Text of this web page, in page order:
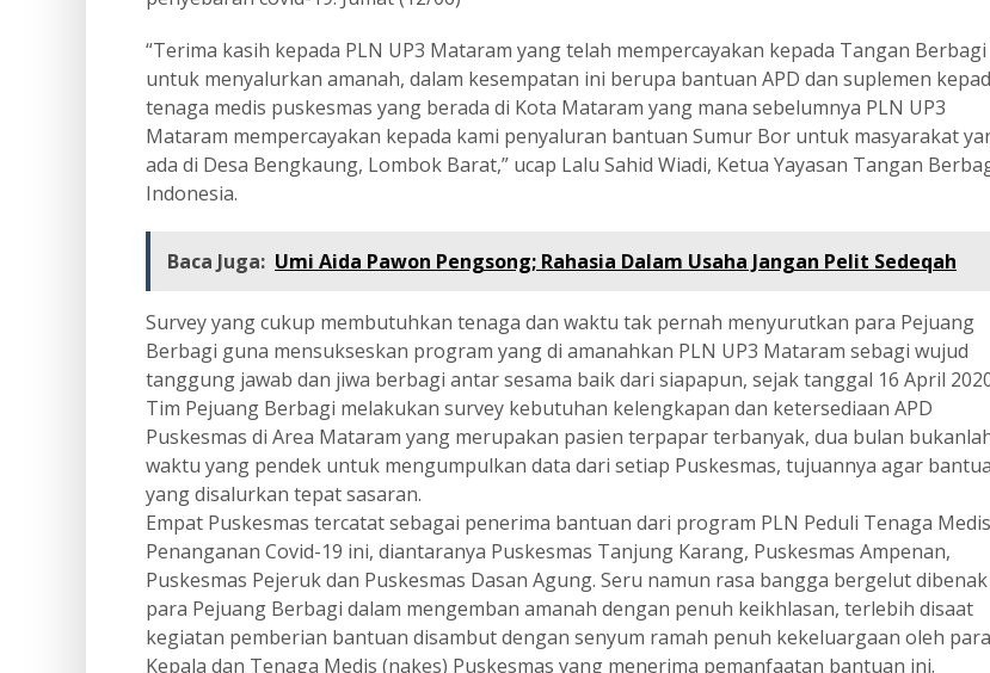
“Terima kasih kepada PLN UP3 Mataram yang telah mempercayakan kepada Tangan Berbagi
untuk menyalurkan amanah, dalam kesempatan ini berupa bantuan APD dan suplemen
tenaga medis puskesmas yang berada di Kota Mataram yang mana sebelumnya PLN UP3
Mataram mempercayakan kepada kami penyaluran bantuan Sumur Bor untuk masyarakat
ada di Desa Bengkaung, Lombok Barat,” ucap Lalu Sahid Wiadi, Ketua Yayasan Tangan
Indonesia.
Baca Juga: Umi Aida Pawon Pengsong; Rahasia Dalam Usaha Jangan Pelit Sedeqah
Survey yang cukup membutuhkan tenaga dan waktu tak pernah menyurutkan para Pejuang
Berbagi guna mensukseskan program yang di amanahkan PLN UP3 Mataram sebagi wujud
tanggung jawab dan jiwa berbagi antar sesama baik dari siapapun, sejak tanggal 16 April
Tim Pejuang Berbagi melakukan survey kebutuhan kelengkapan dan ketersediaan APD
Puskesmas di Area Mataram yang merupakan pasien terpapar terbanyak, dua bulan
waktu yang pendek untuk mengumpulkan data dari setiap Puskesmas, tujuannya agar
yang disalurkan tepat sasaran.
Empat Puskesmas tercatat sebagai penerima bantuan dari program PLN Peduli Tenaga Medis
Penanganan Covid-19 ini, diantaranya Puskesmas Tanjung Karang, Puskesmas Ampenan,
Puskesmas Pejeruk dan Puskesmas Dasan Agung. Seru namun rasa bangga bergelut dibenak
para Pejuang Berbagi dalam mengemban amanah dengan penuh keikhlasan, terlebih disaat
kegiatan pemberian bantuan disambut dengan senyum ramah penuh kekeluargaan oleh para
Kepala dan Tenaga Medis (nakes) Puskesmas yang menerima pemanfaatan bantuan ini.